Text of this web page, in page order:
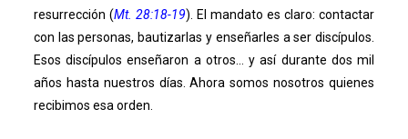
resurrección (Mt. 28:18-19). El mandato es claro: contactar
con las personas, bautizarlas y enseñarles a ser discípulos.
Esos discípulos enseñaron a otros… y así durante dos mil
años hasta nuestros días. Ahora somos nosotros quienes
recibimos esa orden.